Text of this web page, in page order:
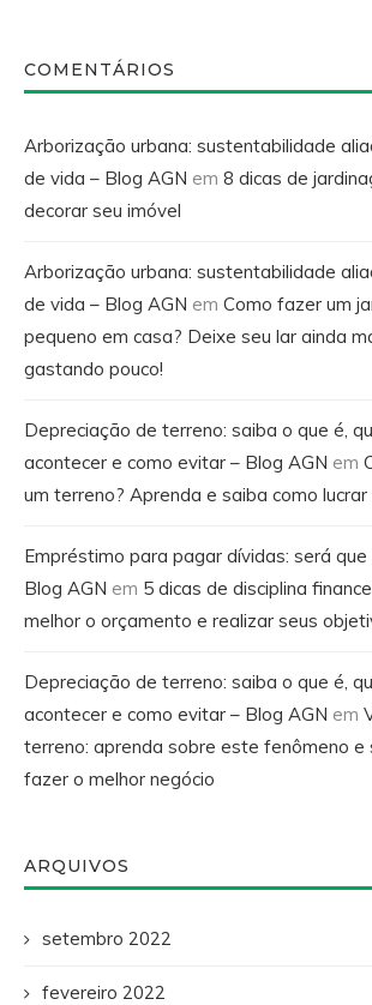
COMENTÁRIOS
Arborização urbana: sustentabilidade
de vida – Blog AGN em 8 dicas de
decorar seu imóvel
Arborização urbana: sustentabilidade
de vida – Blog AGN em Como fazer um
pequeno em casa? Deixe seu lar ainda
gastando pouco!
Depreciação de terreno: saiba o que é,
acontecer e como evitar – Blog AGN em
um terreno? Aprenda e saiba como lucrar
Empréstimo para pagar dívidas: será que
Blog AGN em 5 dicas de disciplina
melhor o orçamento e realizar seus
Depreciação de terreno: saiba o que é,
acontecer e como evitar – Blog AGN em
terreno: aprenda sobre este fenômeno e
fazer o melhor negócio
ARQUIVOS
setembro 2022
fevereiro 2022